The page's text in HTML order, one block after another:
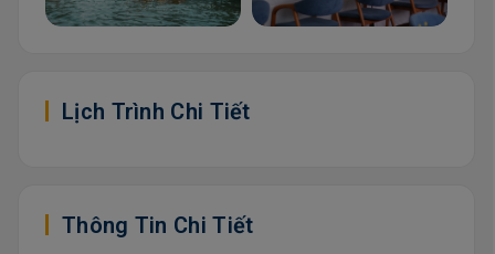
Lịch Trình Chi Tiết
Thông Tin Chi Tiết